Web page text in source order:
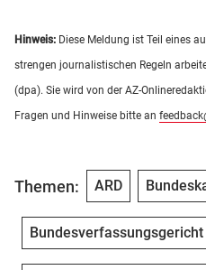
Hinweis: Diese Meldung ist Teil eines
strengen journalistischen Regeln
(dpa). Sie wird von der AZ-
Fragen und Hinweise bitte an
Themen: ARD
Bundesverfassungsgericht